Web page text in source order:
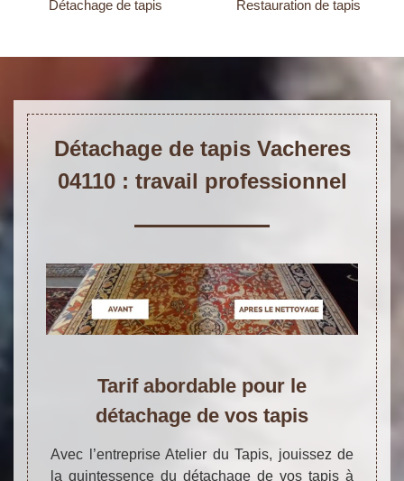
Détachage de tapis Restauration de tapis
Détachage de tapis Vacheres
04110 : travail professionnel
Tarif abordable pour le
détachage de vos tapis
Avec l’entreprise Atelier du Tapis, jouissez de
la quintessence du détachage de vos tapis à